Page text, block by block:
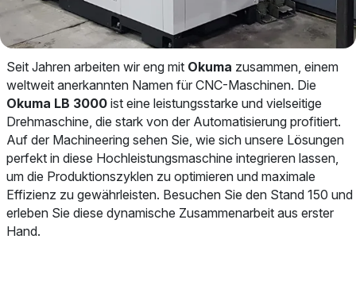
Seit Jahren arbeiten wir eng mit Okuma zusammen, einem
weltweit anerkannten Namen für CNC-Maschinen. Die
Okuma LB 3000 ist eine leistungsstarke und vielseitige
Drehmaschine, die stark von der Automatisierung profitiert.
Auf der Machineering sehen Sie, wie sich unsere Lösungen
perfekt in diese Hochleistungsmaschine integrieren lassen,
um die Produktionszyklen zu optimieren und maximale
Effizienz zu gewährleisten. Besuchen Sie den Stand 150 und
erleben Sie diese dynamische Zusammenarbeit aus erster
Hand.